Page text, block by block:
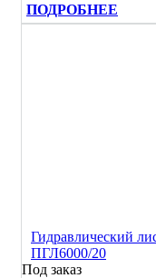
ПОДРОБНЕЕ
Гидравлический
ПГЛ6000/20
Под заказ